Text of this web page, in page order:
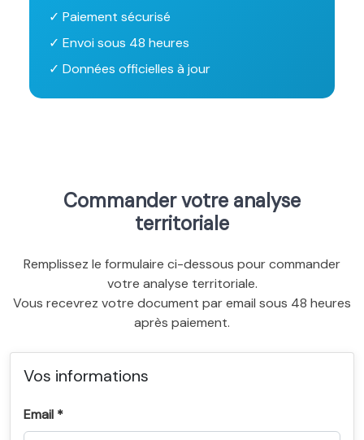
✓ Paiement sécurisé
✓ Envoi sous 48 heures
✓ Données officielles à jour
Commander votre analyse
territoriale
Remplissez le formulaire ci-dessous pour commander
votre analyse territoriale.
Vous recevrez votre document par email sous 48 heures
après paiement.
Vos informations
Email *